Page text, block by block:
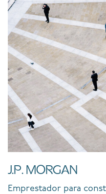
J.P. MORGAN
Emprestador para